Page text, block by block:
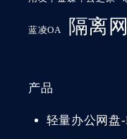
蓝凌OA 隔离
产品
轻量办公网盘